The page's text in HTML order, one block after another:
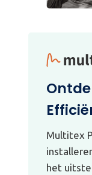
Multitex
het